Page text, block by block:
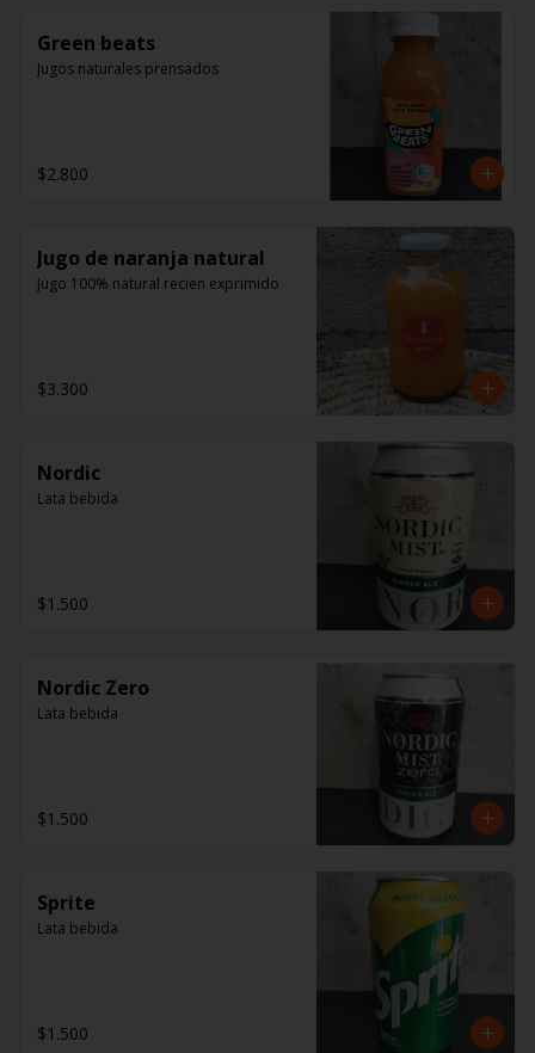
Green beats
Jugos naturales prensados
$2.800
Jugo de naranja natural
Jugo 100% natural recien exprimido
$3.300
Nordic
Lata bebida
$1.500
Nordic Zero
Lata bebida
$1.500
Sprite
Lata bebida
$1.500